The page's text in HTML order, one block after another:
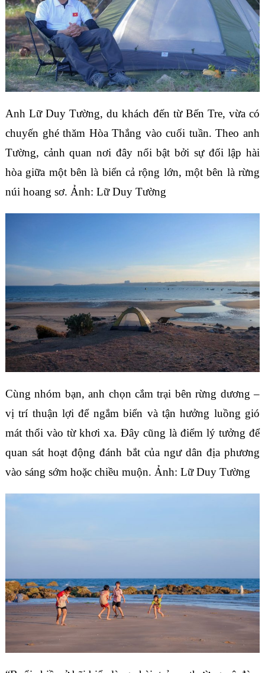
Anh Lữ Duy Tường, du khách đến từ Bến Tre, vừa có
chuyến ghé thăm Hòa Thắng vào cuối tuần. Theo anh
Tường, cảnh quan nơi đây nổi bật bởi sự đối lập hài
hòa giữa một bên là biển cả rộng lớn, một bên là rừng
núi hoang sơ. Ảnh: Lữ Duy Tường
Cùng nhóm bạn, anh chọn cắm trại bên rừng dương –
vị trí thuận lợi để ngắm biển và tận hưởng luồng gió
mát thổi vào từ khơi xa. Đây cũng là điểm lý tưởng để
quan sát hoạt động đánh bắt của ngư dân địa phương
vào sáng sớm hoặc chiều muộn. Ảnh: Lữ Duy Tường